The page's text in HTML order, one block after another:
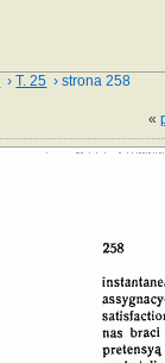
›T. 25 › strona 258
«